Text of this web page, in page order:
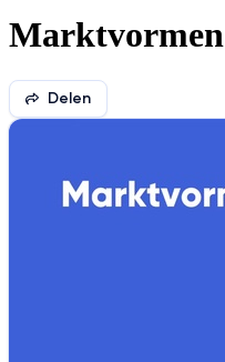
Marktvormen
Delen